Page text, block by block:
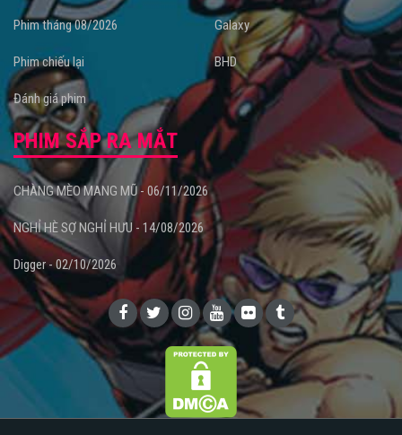
Phim tháng 08/2026
Phim chiếu lại
Đánh giá phim
Galaxy
BHD
PHIM SẮP RA MẮT
CHÀNG MÈO MANG MŨ - 06/11/2026
NGHỈ HÈ SỢ NGHỈ HƯU - 14/08/2026
Digger - 02/10/2026